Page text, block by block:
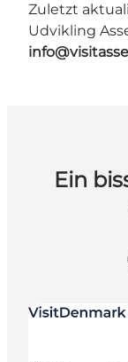
Zuletzt
Udvikling
Ein